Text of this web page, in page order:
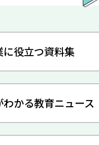
に役立つ資料集
わかる教育ニュース